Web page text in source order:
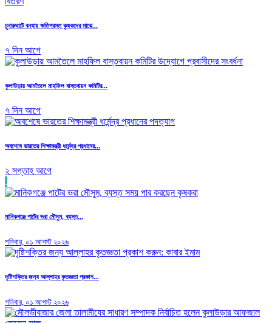
চুনারুঘাটে বন্যায় ক্ষতিগ্রস্ত কৃষকদের মাঝে...
৭ দিন আগে
কুলাউড়ায় আমতৈলে মাহফিল বাস্তবায়ন কমিটির...
৭ দিন আগে
অবশেষে ভারতের শিক্ষামন্ত্রী ধর্মেন্দ্র প্রধানের...
২ সপ্তাহ আগে
.
মানিকগঞ্জে পাটের ভরা মৌসুম, ব্যস্ত...
শনিবার, ০১ আগস্ট ২০২৬
দৃষ্টিশক্তির জন্য আল্লাহর কৃতজ্ঞতা প্রকাশ...
শনিবার, ০১ আগস্ট ২০২৬